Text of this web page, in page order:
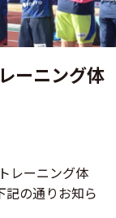
ーニング体
レーニング体
記の通りお知ら